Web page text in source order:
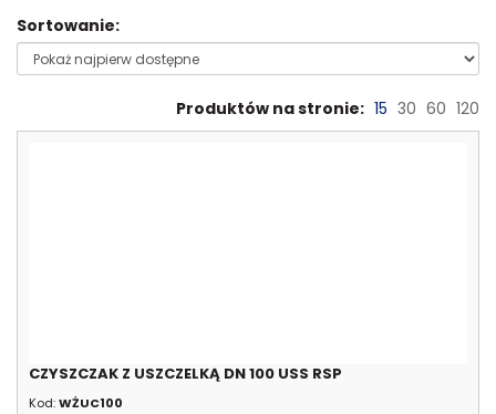
Sortowanie:
Produktów na stronie: 15 30 60 120
CZYSZCZAK Z USZCZELKĄ DN 100 USS RSP
Kod:WŻUC100